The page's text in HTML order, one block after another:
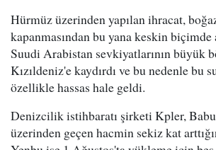
Hürmüz üzerinden yapılan ihracat,
kapanmasından bu yana keskin biçimde
Suudi Arabistan sevkiyatlarının büyük
Kızıldeniz'e kaydırdı ve bu nedenle bu
özellikle hassas hale geldi.
Denizcilik istihbaratı şirketi Kpler,
üzerinden geçen hacmin sekiz kat